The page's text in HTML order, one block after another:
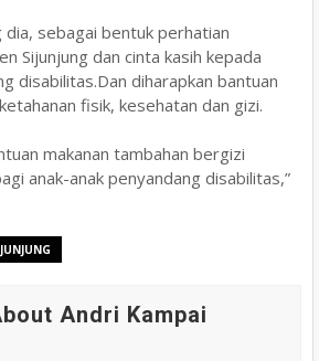
dia, sebagai bentuk perhatian
Sijunjung dan cinta kasih kepada
disabilitas.Dan diharapkan bantuan
fisik, kesehatan dan gizi.
makanan tambahan bergizi
anak-anak penyandang disabilitas,”
Andri Kampai